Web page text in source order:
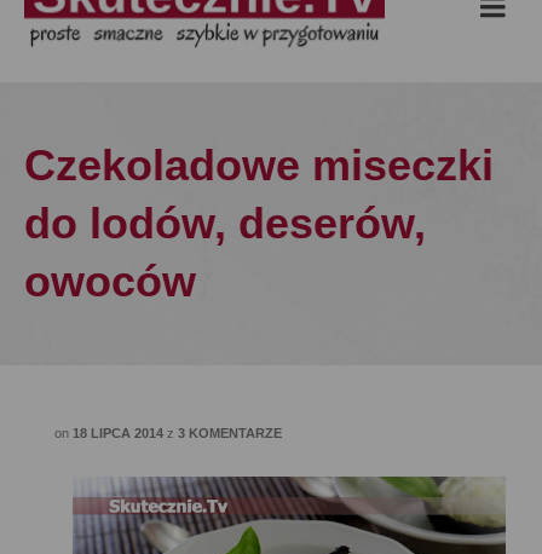
Czekoladowe miseczki
do lodów, deserów,
owoców
on 18 LIPCA 2014 z 3 KOMENTARZE